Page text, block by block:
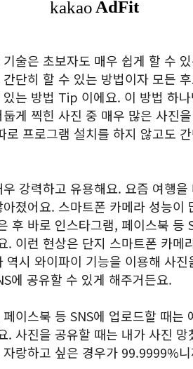
술은 초보자도 매우 쉽게 할 수
단히 할 수 있는 방법이자 모든
는 방법 Tip 이에요. 이 방법 하
게 찍힌 사진 중 매우 많은 사진
로 프로그램 설치를 하지 않고도
강력하고 유용해요. 요즘 여행
졌어요. 스마트폰 카메라 성능이
후 바로 인스타그램, 페이스북 등
. 이런 현상은 단지 스마트폰 카메
역시 와이파이 기능을 이용해 사
에 공유할 수 있게 해주거든요.
이스북 등 SNS에 업로드할 때는
. 사진을 공유할 때는 내가 사진
랑하고 싶은 경우가 99.9999%